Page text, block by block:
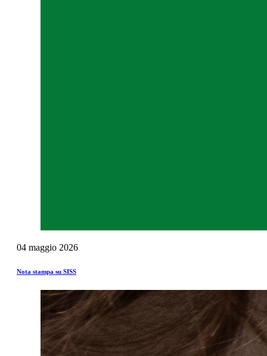
04 maggio 2026
Nota stampa su SISS